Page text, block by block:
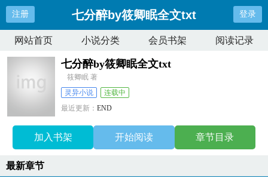
注册 七分醉by筱卿眠全文txt 登录
网站首页 小说分类 会员书架 阅读记录
七分醉by筱卿眠全文txt
筱卿眠 著
灵异小说
连载中
最近更新：END
加入书架 开始阅读 章节目录
最新章节